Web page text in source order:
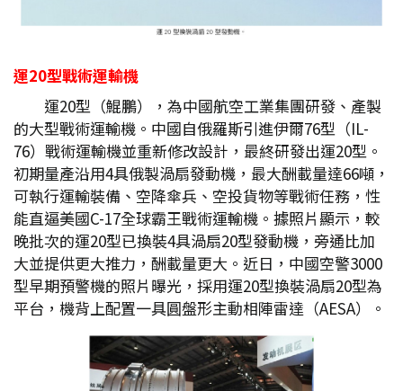
運20型戰術運輸機
運20型（鯤鵬），為中國航空工業集團研發、產製
的大型戰術運輸機。中國自俄羅斯引進伊爾76型（IL-
76）戰術運輸機並重新修改設計，最終研發出運20型。
初期量產沿用4具俄製渦扇發動機，最大酬載量達66噸，
可執行運輸裝備、空降傘兵、空投貨物等戰術任務，性
能直逼美國C-17全球霸王戰術運輸機。據照片顯示，較
晚批次的運20型已換裝4具渦扇20型發動機，旁通比加
大並提供更大推力，酬載量更大。近日，中國空警3000
型早期預警機的照片曝光，採用運20型換裝渦扇20型為
平台，機背上配置一具圓盤形主動相陣雷達（AESA）。